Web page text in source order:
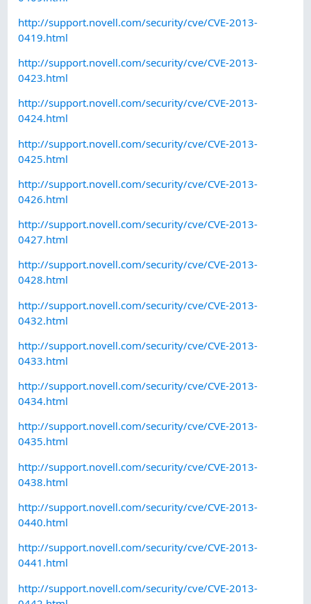
http://support.novell.com/security/cve/CVE-2013-
0419.html
http://support.novell.com/security/cve/CVE-2013-
0423.html
http://support.novell.com/security/cve/CVE-2013-
0424.html
http://support.novell.com/security/cve/CVE-2013-
0425.html
http://support.novell.com/security/cve/CVE-2013-
0426.html
http://support.novell.com/security/cve/CVE-2013-
0427.html
http://support.novell.com/security/cve/CVE-2013-
0428.html
http://support.novell.com/security/cve/CVE-2013-
0432.html
http://support.novell.com/security/cve/CVE-2013-
0433.html
http://support.novell.com/security/cve/CVE-2013-
0434.html
http://support.novell.com/security/cve/CVE-2013-
0435.html
http://support.novell.com/security/cve/CVE-2013-
0438.html
http://support.novell.com/security/cve/CVE-2013-
0440.html
http://support.novell.com/security/cve/CVE-2013-
0441.html
http://support.novell.com/security/cve/CVE-2013-